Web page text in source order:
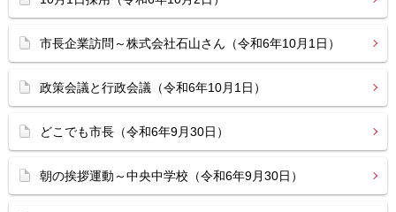
市長企業訪問～株式会社石山さん（令和6年10月1日）
政策会議と行政会議（令和6年10月1日）
どこでも市長（令和6年9月30日）
朝の挨拶運動～中央中学校（令和6年9月30日）